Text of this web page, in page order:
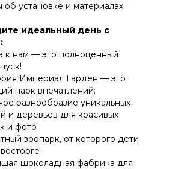
об установке и материалах.
идеальный день с
к нам — это полноценный
Империал Гарден — это
парк впечатлений:
разнообразие уникальных
и деревьев для красивых
и фото
зоопарк, от которого дети
шоколадная фабрика для
ЗАЩИТА ОТ НЕПОГОДЫ
И